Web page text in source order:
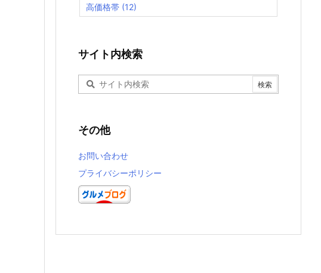
高価格帯 (12)
サイト内検索
その他
お問い合わせ
プライバシーポリシー